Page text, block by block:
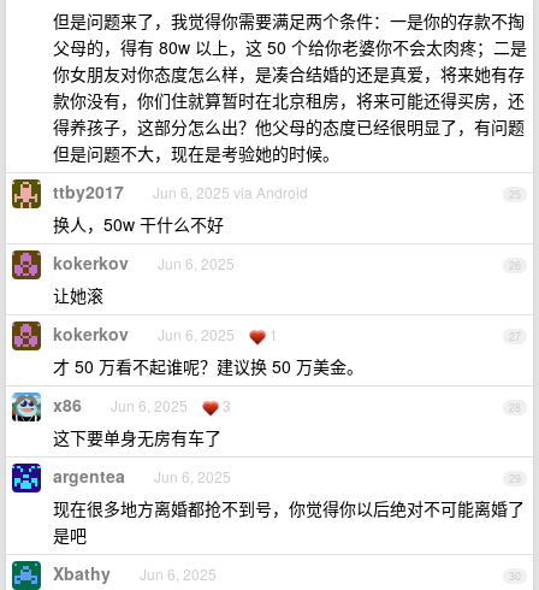
但是问题来了，我觉得你需要满足两个条件：一是你的存款不掏
父母的，得有 80w 以上，这 50 个给你老婆你不会太肉疼；二是
你女朋友对你态度怎么样，是凑合结婚的还是真爱，将来她有存
款你没有，你们住就算暂时在北京租房，将来可能还得买房，还
得养孩子，这部分怎么出？他父母的态度已经很明显了，有问题
但是问题不大，现在是考验她的时候。
25
ttby2017 Jun 6, 2025 via Android
换人，50w 干什么不好
26
kokerkov Jun 6, 2025
让她滚
27
kokerkov Jun 6, 2025 1
才 50 万看不起谁呢？建议换 50 万美金。
28
x86 Jun 6, 2025 3
这下要单身无房有车了
29
argentea Jun 6, 2025
现在很多地方离婚都抢不到号，你觉得你以后绝对不可能离婚了
是吧
30
Xbathy Jun 6, 2025